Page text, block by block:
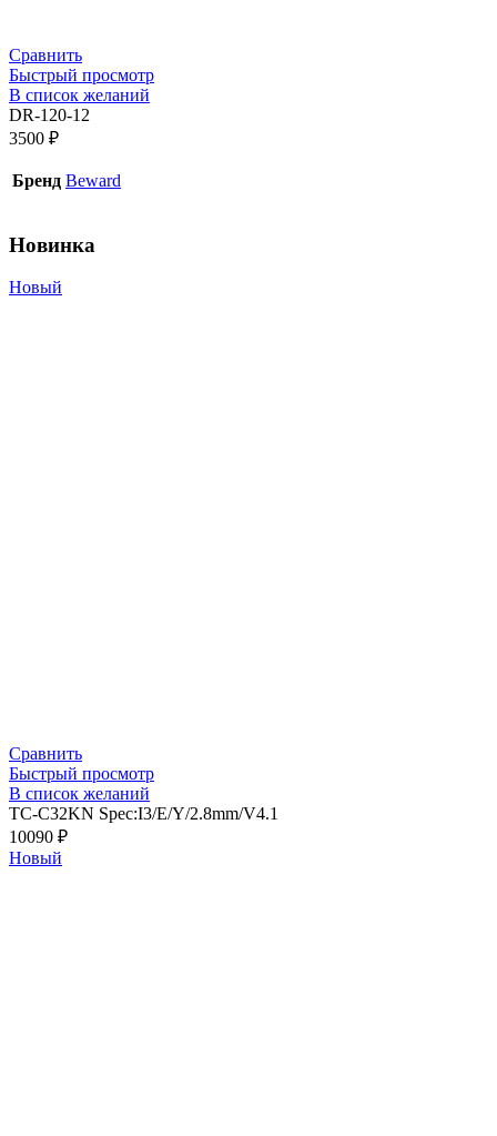
Сравнить
Быстрый просмотр
В список желаний
DR-120-12
3500 ₽
Бренд Beward
Новинка
Новый
Сравнить
Быстрый просмотр
В список желаний
TC-C32KN Spec:I3/E/Y/2.8mm/V4.1
10090 ₽
Новый